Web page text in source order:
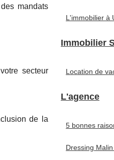
mandats
secteur
de la
L'immobilier à
Immobilier
Location de
L'agence
5 bonnes
Dressing Malin